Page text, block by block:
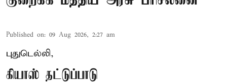
Published on: 09 Aug 2026, 2:27 am
புதுடெல்லி,
கியாஸ் தட்டுப்பாடு